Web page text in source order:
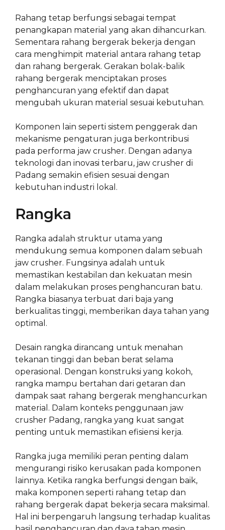
Rahang tetap berfungsi sebagai tempat
penangkapan material yang akan dihancurkan.
Sementara rahang bergerak bekerja dengan
cara menghimpit material antara rahang tetap
dan rahang bergerak. Gerakan bolak-balik
rahang bergerak menciptakan proses
penghancuran yang efektif dan dapat
mengubah ukuran material sesuai kebutuhan.
Komponen lain seperti sistem penggerak dan
mekanisme pengaturan juga berkontribusi
pada performa jaw crusher. Dengan adanya
teknologi dan inovasi terbaru, jaw crusher di
Padang semakin efisien sesuai dengan
kebutuhan industri lokal.
Rangka
Rangka adalah struktur utama yang
mendukung semua komponen dalam sebuah
jaw crusher. Fungsinya adalah untuk
memastikan kestabilan dan kekuatan mesin
dalam melakukan proses penghancuran batu.
Rangka biasanya terbuat dari baja yang
berkualitas tinggi, memberikan daya tahan yang
optimal.
Desain rangka dirancang untuk menahan
tekanan tinggi dan beban berat selama
operasional. Dengan konstruksi yang kokoh,
rangka mampu bertahan dari getaran dan
dampak saat rahang bergerak menghancurkan
material. Dalam konteks penggunaan jaw
crusher Padang, rangka yang kuat sangat
penting untuk memastikan efisiensi kerja.
Rangka juga memiliki peran penting dalam
mengurangi risiko kerusakan pada komponen
lainnya. Ketika rangka berfungsi dengan baik,
maka komponen seperti rahang tetap dan
rahang bergerak dapat bekerja secara maksimal.
Hal ini berpengaruh langsung terhadap kualitas